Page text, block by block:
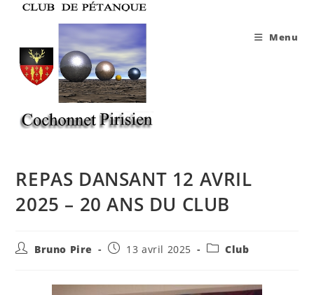
Menu
REPAS DANSANT 12 AVRIL
2025 – 20 ANS DU CLUB
Auteur/autrice
publication :
Bruno Pire
Publication
13 avril 2025
PostClub